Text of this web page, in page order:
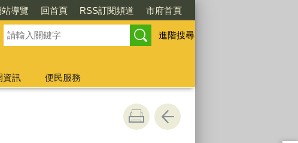
導覽 回首頁 RSS訂閱頻道 市府首頁
進階搜尋
資訊
便民服務